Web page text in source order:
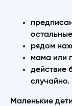
рядом
мама или
действие
случайно.
Маленькие